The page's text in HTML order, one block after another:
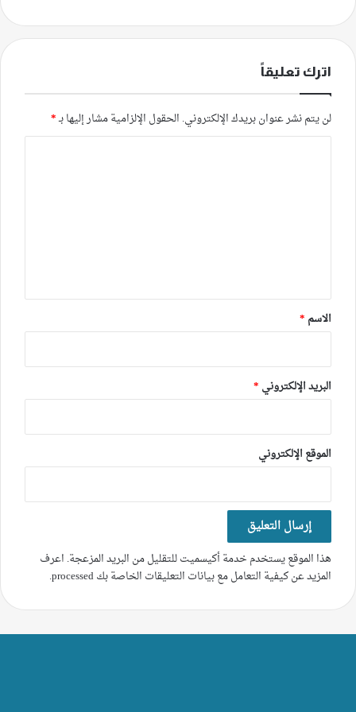
اترك تعليقاً
لن يتم نشر عنوان بريدك الإلكتروني. الحقول الإلزامية مشار إليها بـ*
*
الاسم *
البريد الإلكتروني *
الموقع الإلكتروني
هذا الموقع يستخدم خدمة أكيسميت للتقليل من البريد المزعجة. اعرف
المزيد عن كيفية التعامل مع بيانات التعليقات الخاصة بك processed
.